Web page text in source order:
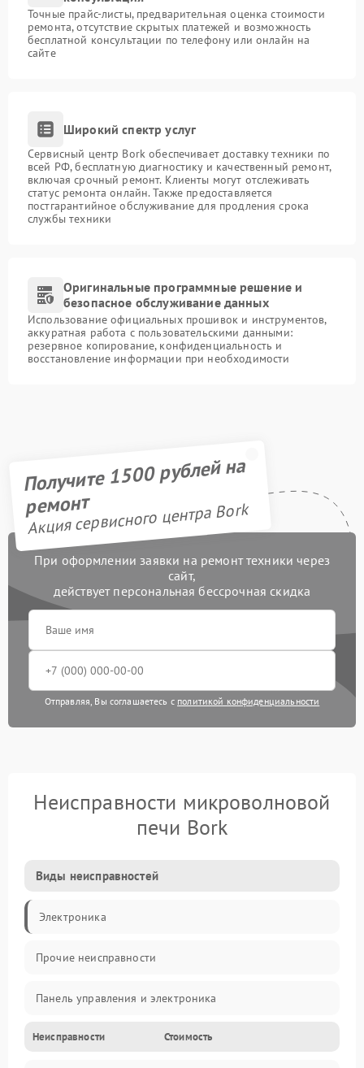
Точные прайс-листы, предварительная оценка стоимости
ремонта, отсутствие скрытых платежей и возможность
бесплатной консультации по телефону или онлайн на
сайте
Широкий спектр услуг
Сервисный центр Bork обеспечивает доставку техники по
всей РФ, бесплатную диагностику и качественный ремонт,
включая срочный ремонт. Клиенты могут отслеживать
статус ремонта онлайн. Также предоставляется
постгарантийное обслуживание для продления срока
службы техники
Оригинальные программные решение и
безопасное обслуживание данных
Использование официальных прошивок и инструментов,
аккуратная работа с пользовательскими данными:
резервное копирование, конфиденциальность и
восстановление информации при необходимости
Получите 1500 рублей на
ремонт
Акция сервисного центра Bork
При оформлении заявки на ремонт техники через
сайт,
действует персональная бессрочная скидка
Отправляя, Вы соглашаетесь с политикой конфиденциальности
Неисправности микроволновой
печи Bork
Виды неисправностей
Электроника
Прочие неисправности
Панель управления и электроника
Дверца и корпус
Неисправности Стоимость